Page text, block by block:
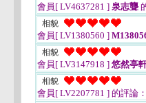
會員[ LV4637281 ] 泉志聾
相貌
會員[ LV1380560 ]
相貌
會員[ LV3147918 ] 悠然亭
相貌
會員[ LV2207781 ] 的評論：